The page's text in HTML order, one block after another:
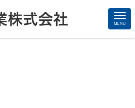
MENU